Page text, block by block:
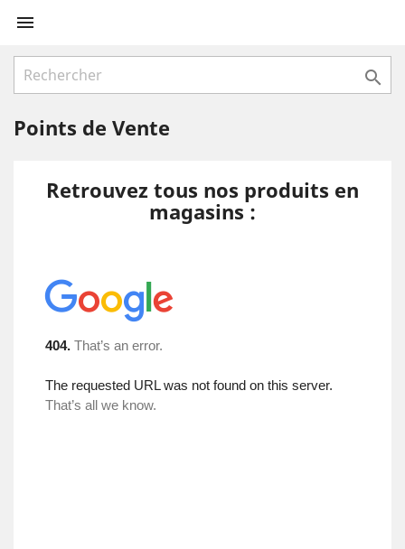


Points de Vente
Retrouvez tous nos produits en
magasins :